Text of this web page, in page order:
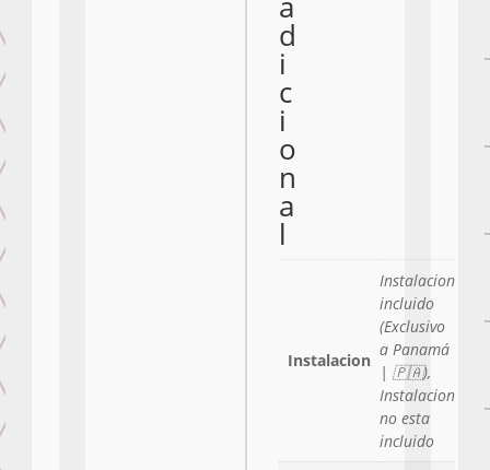
d
i
c
i
o
n
a
l
Instalacion
Instalacion
incluido
(Exclusivo
a Panamá
| 🇵🇦),
Instalacion
no esta
incluido